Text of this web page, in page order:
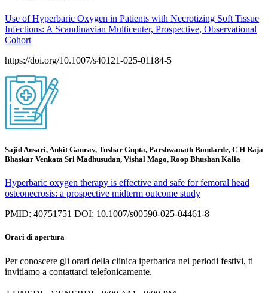
Use of Hyperbaric Oxygen in Patients with Necrotizing Soft Tissue
Infections: A Scandinavian Multicenter, Prospective, Observational
Cohort
https://doi.org/10.1007/s40121-025-01184-5
Sajid Ansari, Ankit Gaurav, Tushar Gupta, Parshwanath Bondarde, C H Raja
Bhaskar Venkata Sri Madhusudan, Vishal Mago, Roop Bhushan Kalia
Hyperbaric oxygen therapy is effective and safe for femoral head
osteonecrosis: a prospective midterm outcome study
PMID: 40751751 DOI: 10.1007/s00590-025-04461-8
Orari di apertura
Per conoscere gli orari della clinica iperbarica nei periodi festivi, ti
invitiamo a contattarci telefonicamente.